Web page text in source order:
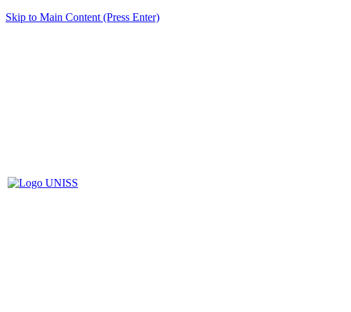
Skip to Main Content (Press Enter)